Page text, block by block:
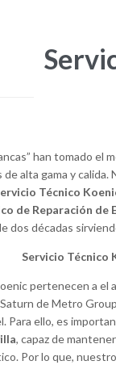
han tomado el
alta gama y calida.
Técnico
de Reparación
dos décadas
Servicio Técnico
pertenecen a el
de Metro
Para ello, es
, capaz de
Por lo que, nuestro